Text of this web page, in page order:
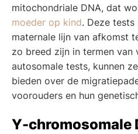
mitochondriale DNA, dat
moeder op kind. Deze
maternale lijn van afkomst
zo breed zijn in termen van
autosomale tests, kunnen
bieden over de
voorouders en hun
Y-chromosomale